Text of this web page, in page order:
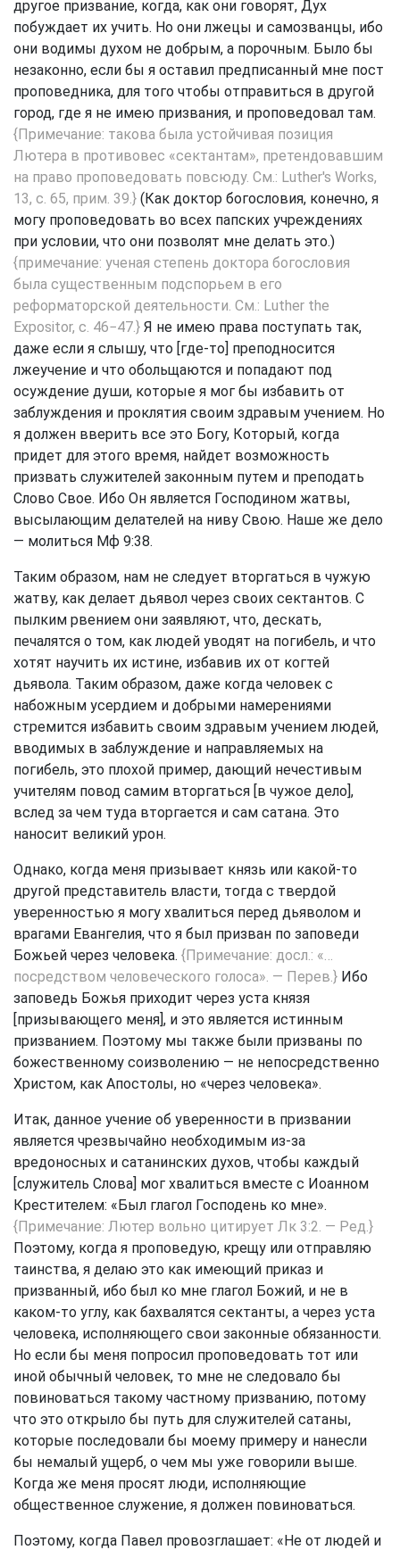
другое призвание, когда, как они говорят, Дух
побуждает их учить. Но они лжецы и самозванцы, ибо
они водимы духом не добрым, а порочным. Было бы
незаконно, если бы я оставил предписанный мне пост
проповедника, для того чтобы отправиться в другой
город, где я не имею призвания, и проповедовал там.
{Примечание: такова была устойчивая позиция
Лютера в противовес «сектантам», претендовавшим
на право проповедовать повсюду. См.: Luther's Works,
13, с. 65, прим. 39.} (Как доктор богословия, конечно, я
могу проповедовать во всех папских учреждениях
при условии, что они позволят мне делать это.)
{примечание: ученая степень доктора богословия
была существенным подспорьем в его
реформаторской деятельности. См.: Luther the
Expositor, с. 46−47.} Я не имею права поступать так,
даже если я слышу, что [где-то] преподносится
лжеучение и что обольщаются и попадают под
осуждение души, которые я мог бы избавить от
заблуждения и проклятия своим здравым учением. Но
я должен вверить все это Богу, Который, когда
придет для этого время, найдет возможность
призвать служителей законным путем и преподать
Слово Свое. Ибо Он является Господином жатвы,
высылающим делателей на ниву Свою. Наше же дело
— молиться Мф 9:38.
Таким образом, нам не следует вторгаться в чужую
жатву, как делает дьявол через своих сектантов. С
пылким рвением они заявляют, что, дескать,
печалятся о том, как людей уводят на погибель, и что
хотят научить их истине, избавив их от когтей
дьявола. Таким образом, даже когда человек с
набожным усердием и добрыми намерениями
стремится избавить своим здравым учением людей,
вводимых в заблуждение и направляемых на
погибель, это плохой пример, дающий нечестивым
учителям повод самим вторгаться [в чужое дело],
вслед за чем туда вторгается и сам сатана. Это
наносит великий урон.
Однако, когда меня призывает князь или какой-то
другой представитель власти, тогда с твердой
уверенностью я могу хвалиться перед дьяволом и
врагами Евангелия, что я был призван по заповеди
Божьей через человека. {Примечание: досл.: «…
посредством человеческого голоса». — Перев.} Ибо
заповедь Божья приходит через уста князя
[призывающего меня], и это является истинным
призванием. Поэтому мы также были призваны по
божественному соизволению — не непосредственно
Христом, как Апостолы, но «через человека».
Итак, данное учение об уверенности в призвании
является чрезвычайно необходимым из-за
вредоносных и сатанинских духов, чтобы каждый
[служитель Слова] мог хвалиться вместе с Иоанном
Крестителем: «Был глагол Господень ко мне».
{Примечание: Лютер вольно цитирует Лк 3:2. — Ред.}
Поэтому, когда я проповедую, крещу или отправляю
таинства, я делаю это как имеющий приказ и
призванный, ибо был ко мне глагол Божий, и не в
каком-то углу, как бахвалятся сектанты, а через уста
человека, исполняющего свои законные обязанности.
Но если бы меня попросил проповедовать тот или
иной обычный человек, то мне не следовало бы
повиноваться такому частному призванию, потому
что это открыло бы путь для служителей сатаны,
которые последовали бы моему примеру и нанесли
бы немалый ущерб, о чем мы уже говорили выше.
Когда же меня просят люди, исполняющие
общественное служение, я должен повиноваться.
Поэтому, когда Павел провозглашает: «Не от людей и